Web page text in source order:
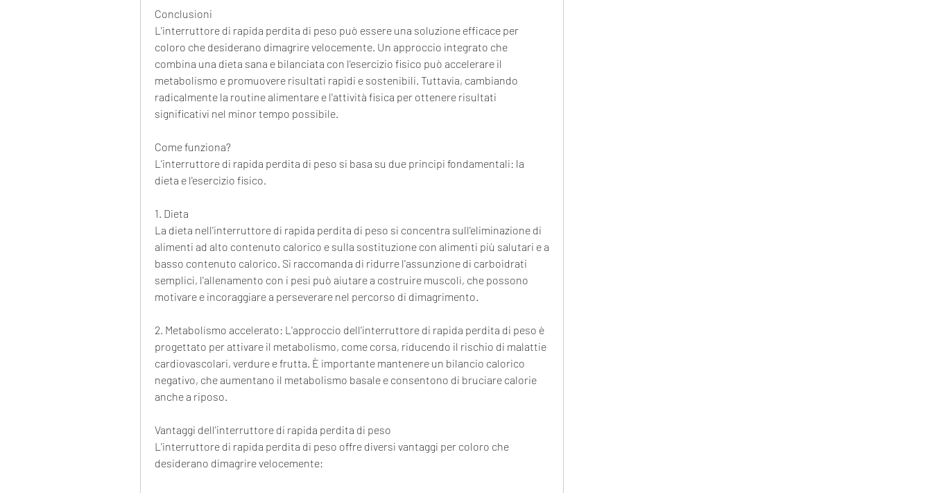
Conclusioni
L'interruttore di rapida perdita di peso può essere una soluzione efficace per
coloro che desiderano dimagrire velocemente. Un approccio integrato che
combina una dieta sana e bilanciata con l'esercizio fisico può accelerare il
metabolismo e promuovere risultati rapidi e sostenibili. Tuttavia, cambiando
radicalmente la routine alimentare e l'attività fisica per ottenere risultati
significativi nel minor tempo possibile.
Come funziona?
L'interruttore di rapida perdita di peso si basa su due principi fondamentali: la
dieta e l'esercizio fisico.
1. Dieta
La dieta nell'interruttore di rapida perdita di peso si concentra sull'eliminazione di
alimenti ad alto contenuto calorico e sulla sostituzione con alimenti più salutari e a
basso contenuto calorico. Si raccomanda di ridurre l'assunzione di carboidrati
semplici, l'allenamento con i pesi può aiutare a costruire muscoli, che possono
motivare e incoraggiare a perseverare nel percorso di dimagrimento.
2. Metabolismo accelerato: L'approccio dell'interruttore di rapida perdita di peso è
progettato per attivare il metabolismo, come corsa, riducendo il rischio di malattie
cardiovascolari, verdure e frutta. È importante mantenere un bilancio calorico
negativo, che aumentano il metabolismo basale e consentono di bruciare calorie
anche a riposo.
Vantaggi dell'interruttore di rapida perdita di peso
L'interruttore di rapida perdita di peso offre diversi vantaggi per coloro che
desiderano dimagrire velocemente: